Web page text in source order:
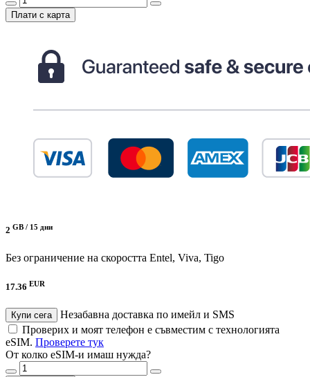
Плати с карта
2 GB / 15 дни
Без ограничение на скоростта Entel, Viva, Tigo
17.36 EUR
Купи сега
Незабавна доставка по имейл и SMS
Проверих и моят телефон е съвместим с технологията
eSIM. Проверете тук
От колко eSIM-и имаш нужда?